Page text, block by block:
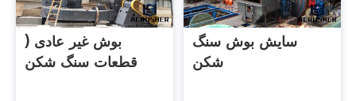
بوش غیر عادی (
قطعات سنگ شکن
سایش بوش سنگ
شکن